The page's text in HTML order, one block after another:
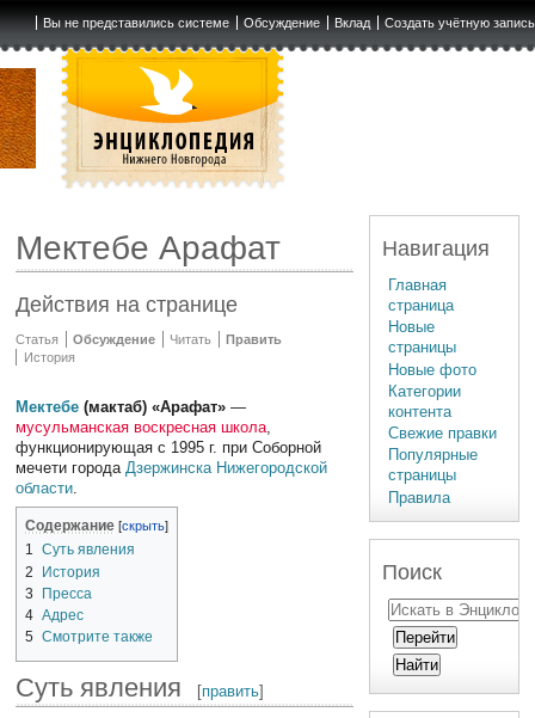
Вы не представились системе Обсуждение Вклад Создать учётную запись
Мектебе Арафат
Действия на странице
Статья Обсуждение Читать
Править
История
Мектебе (мактаб) «Арафат» —
мусульманская воскресная школа,
функционирующая с 1995 г. при Соборной
мечети городаДзержинска Нижегородской
области.
Содержание
1
Суть явления
2
История
3
Пресса
4 Адрес
5 Смотрите также
Суть явления [править]
Навигация
Главная
страница
Новые
страницы
Новые фото
Категории
контента
Свежие правки
Популярные
страницы
Правила
Поиск